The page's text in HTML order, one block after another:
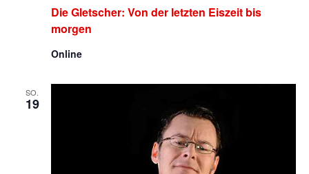
Die Gletscher: Von der letzten Eiszeit bis
morgen
Online
SO.
19